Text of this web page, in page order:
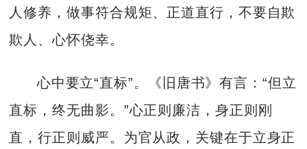
人修养，做事符合规矩、正道直行，不要自欺
欺人、心怀侥幸。
心中要立“直标”。《旧唐书》有言：“但立
直标，终无曲影。”心正则廉洁，身正则刚
直，行正则威严。为官从政，关键在于立身正